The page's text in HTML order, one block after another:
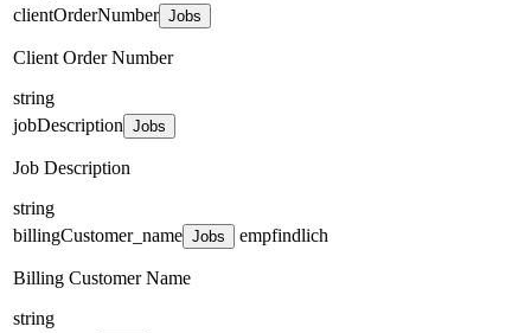
clientOrderNumber Jobs
Client Order Number
string
jobDescription Jobs
Job Description
string
billingCustomer_name Jobs empfindlich
Billing Customer Name
string